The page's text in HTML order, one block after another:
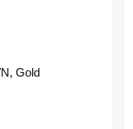
Gold